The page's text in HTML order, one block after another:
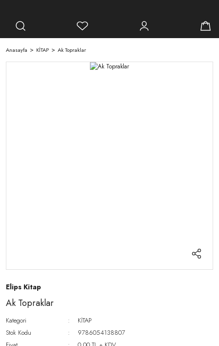
Anasayfa KİTAP Ak Topraklar
Elips Kitap
Ak Topraklar
Kategori
KİTAP
Stok Kodu
9786054138807